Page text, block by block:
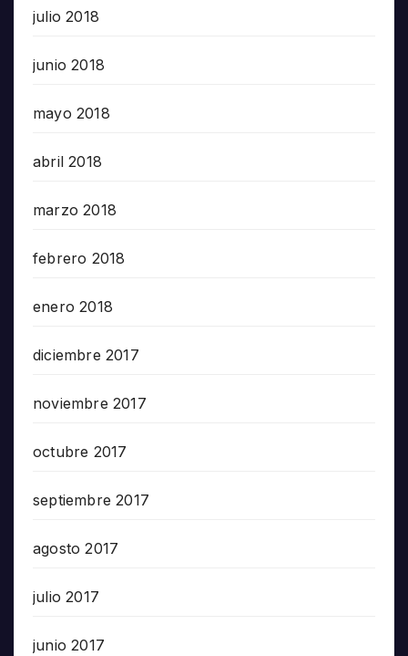
julio 2018
junio 2018
mayo 2018
abril 2018
marzo 2018
febrero 2018
enero 2018
diciembre 2017
noviembre 2017
octubre 2017
septiembre 2017
agosto 2017
julio 2017
junio 2017